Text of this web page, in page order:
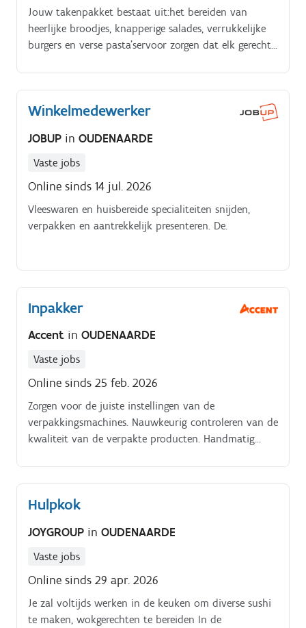
Jouw takenpakket bestaat uit:het bereiden van
heerlijke broodjes, knapperige salades, verrukkelijke
burgers en verse pasta'servoor zorgen dat elk gerecht
genietenwerken met een ingenieus kassasysteem dat
jou helpt betalingen vlot en correct af te handelenhet
aanvullen van het winkelpunt zodat alles er steeds
verzorgd bijstaat, hierbij hou je rekening met het
tonen in je werkuren en bijdragen aan het werkgeluk
van jezelf en jouw collega's
Winkelmedewerker
JOBUP in OUDENAARDE
Vaste jobs
Online sinds 14 jul. 2026
Vleeswaren en huisbereide specialiteiten snijden,
verpakken en aantrekkelijk presenteren. De.
Inpakker
Accent in OUDENAARDE
Vaste jobs
Online sinds 25 feb. 2026
Zorgen voor de juiste instellingen van de
verpakkingsmachines. Nauwkeurig controleren van de
kwaliteit van de verpakte producten. Handmatig
Hulpkok
JOYGROUP in OUDENAARDE
Vaste jobs
Online sinds 29 apr. 2026
Je zal voltijds werken in de keuken om diverse sushi
te maken, wokgerechten te bereiden In de